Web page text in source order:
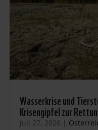
Wasserkrise und
Krisengipfel zur
Juli 27, 2026 |